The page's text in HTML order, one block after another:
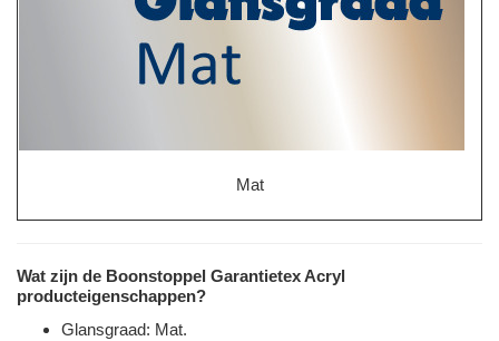
Mat
Wat zijn de Boonstoppel Garantietex Acryl
producteigenschappen?
Glansgraad: Mat.